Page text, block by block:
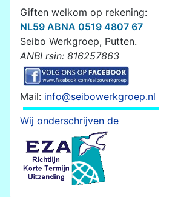
Giften welkom op rekening:
NL59 ABNA 0519 4807 67
Seibo Werkgroep, Putten.
ANBI rsin: 816257863
Mail: info@seibowerkgroep.nl
Wij onderschrijven de